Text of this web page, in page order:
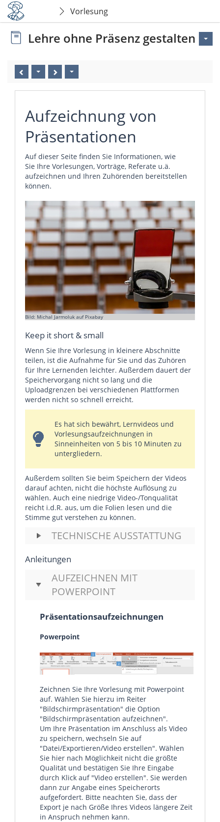
Vorlesung
Lehre ohne Präsenz gestalten
Aufzeichnung von
Präsentationen
Auf dieser Seite finden Sie Informationen, wie
Sie Ihre Vorlesungen, Vorträge, Referate u.ä.
aufzeichnen und Ihren Zuhörenden bereitstellen
können.
Bild: Michal Jarmoluk auf Pixabay
Keep it short & small
Wenn Sie Ihre Vorlesung in kleinere Abschnitte
teilen, ist die Aufnahme für Sie und das Zuhören
für Ihre Lernenden leichter. Außerdem dauert der
Speichervorgang nicht so lang und die
Uploadgrenzen bei verschiedenen Plattformen
werden nicht so schnell erreicht.
Es hat sich bewährt, Lernvideos und
Vorlesungsaufzeichnungen in
Sinneinheiten von 5 bis 10 Minuten zu
untergliedern.
Außerdem sollten Sie beim Speichern der Videos
darauf achten, nicht die höchste Auflösung zu
wählen. Auch eine niedrige Video-/Tonqualität
reicht i.d.R. aus, um die Folien lesen und die
Stimme gut verstehen zu können.
TECHNISCHE AUSSTATTUNG
Anleitungen
AUFZEICHNEN MIT
POWERPOINT
Präsentationsaufzeichnungen
Powerpoint
Zeichnen Sie Ihre Vorlesung mit Powerpoint
auf. Wählen Sie hierzu im Reiter
"Bildschirmpräsentation" die Option
"Bildschirmpräsentation aufzeichnen".
Um Ihre Präsentation im Anschluss als Video
zu speichern, wechseln Sie auf
"Datei/Exportieren/Video erstellen". Wählen
Sie hier nach Möglichkeit nicht die größte
Qualität und bestätigen Sie Ihre Eingabe
durch Klick auf "Video erstellen". Sie werden
dann zur Angabe eines Speicherorts
aufgefordert. Bitte neachten Sie, dass der
Export je nach Größe Ihres Videos längere Zeit
in Anspruch nehmen kann.